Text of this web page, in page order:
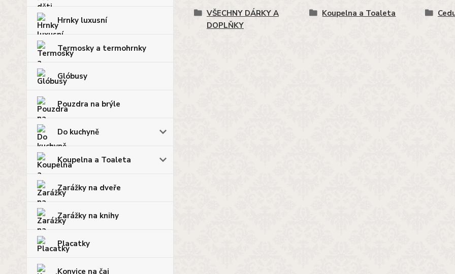
Hrnky luxusní
Termosky a termohrnky
Glóbusy
Pouzdra na brýle
Do kuchyně
Koupelna a Toaleta
Zarážky na dveře
Zarážky na knihy
Placatky
Konvice na čaj
VŠECHNY DÁRKY A
DOPLŇKY
Koupelna a Toaleta